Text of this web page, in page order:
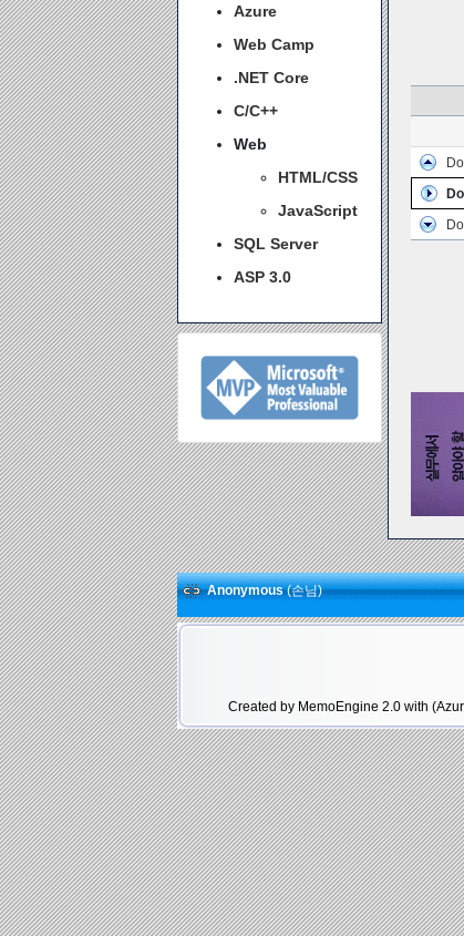
Azure
Web Camp
.NET Core
C/C++
Web
HTML/CSS
JavaScript
SQL Server
ASP 3.0
Anonymous(손님)
Created by MemoEngine 2.0 with